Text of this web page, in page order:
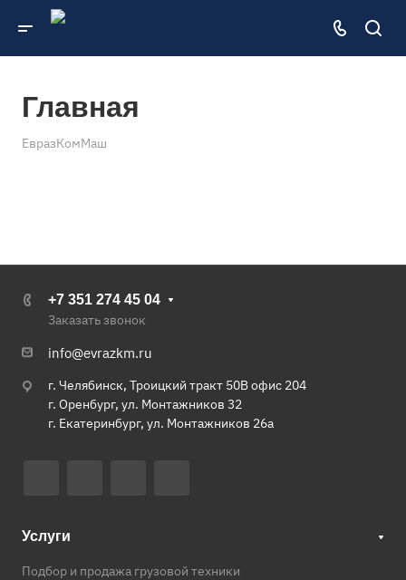
Главная
ЕвразКомМаш
+7 351 274 45 04
Заказать звонок
info@evrazkm.ru
г. Челябинск, Троицкий тракт 50В офис 204
г. Оренбург, ул. Монтажников 32
г. Екатеринбург, ул. Монтажников 26а
Услуги
Подбор и продажа грузовой техники